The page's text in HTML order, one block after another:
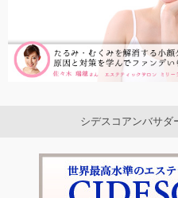
シデスコアンバサダ